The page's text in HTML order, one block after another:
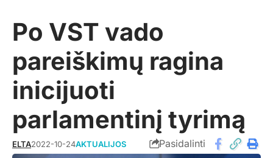
Po VST vado
pareiškimų ragina
inicijuoti
parlamentinį tyrimą
ELTA2022-10-24AKTUALIJOS Pasidalinti